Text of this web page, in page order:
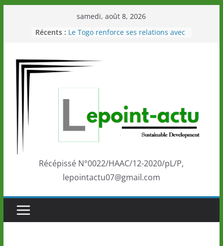
samedi, août 8, 2026
Récents : Le Togo renforce ses relations avec
Éléphants en Côte d’Ivoire
LOTO DETENTE”, un nouveau tirage
marque de confiance au Togo sur
la scène internationale au-delà des
performances de ses athlètes
Togo: Que retenir de la politique
éducation et de l’ambition de
Récépissé N°0022/HAAC/12-2020/pL/P,
lepointactu07@gmail.com